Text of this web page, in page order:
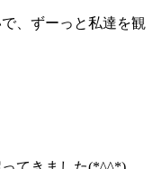
、ずーっと私達を観